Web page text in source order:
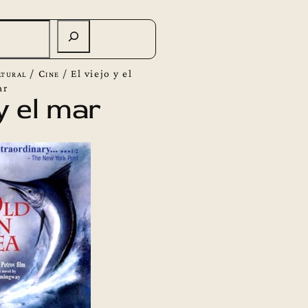
/ Cine /El viejo y el
el mar